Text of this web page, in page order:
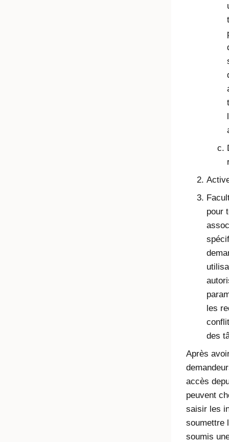
pour
les
des
Après
accès
peuvent
saisir les
soumettre
soumis